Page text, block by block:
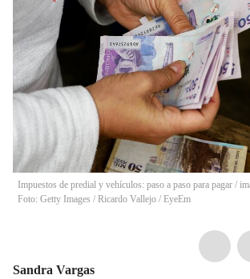
Impuestos de predial y vehículos: paso a paso para pagar /
Foto: Getty Images / Ricardo Vallejo / EyeEm
Sandra Vargas